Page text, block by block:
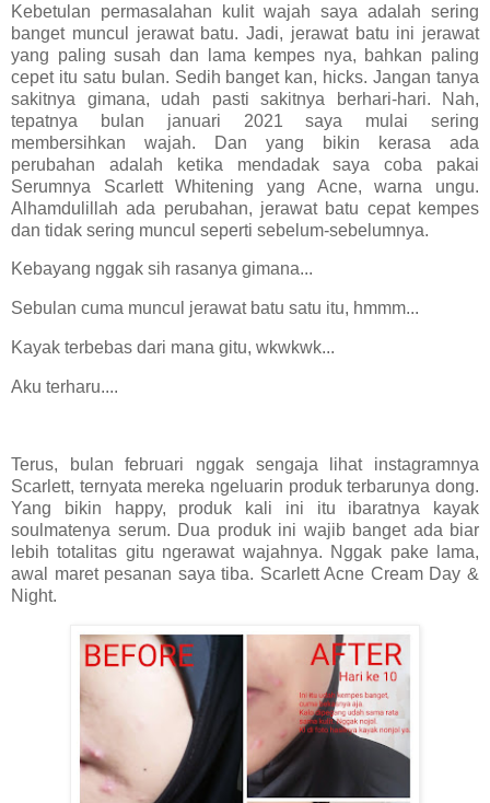
Kebetulan permasalahan kulit wajah saya adalah sering
banget muncul jerawat batu. Jadi, jerawat batu ini jerawat
yang paling susah dan lama kempes nya, bahkan paling
cepet itu satu bulan. Sedih banget kan, hicks. Jangan tanya
sakitnya gimana, udah pasti sakitnya berhari-hari. Nah,
tepatnya bulan januari 2021 saya mulai sering
membersihkan wajah. Dan yang bikin kerasa ada
perubahan adalah ketika mendadak saya coba pakai
Serumnya Scarlett Whitening yang Acne, warna ungu.
Alhamdulillah ada perubahan, jerawat batu cepat kempes
dan tidak sering muncul seperti sebelum-sebelumnya.
Kebayang nggak sih rasanya gimana...
Sebulan cuma muncul jerawat batu satu itu, hmmm...
Kayak terbebas dari mana gitu, wkwkwk...
Aku terharu....
Terus, bulan februari nggak sengaja lihat instagramnya
Scarlett, ternyata mereka ngeluarin produk terbarunya dong.
Yang bikin happy, produk kali ini itu ibaratnya kayak
soulmatenya serum. Dua produk ini wajib banget ada biar
lebih totalitas gitu ngerawat wajahnya. Nggak pake lama,
awal maret pesanan saya tiba. Scarlett Acne Cream Day &
Night.